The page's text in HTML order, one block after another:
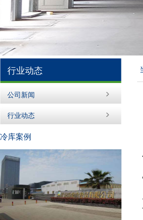
行业动态
公司新闻
行业动态
冷库案例